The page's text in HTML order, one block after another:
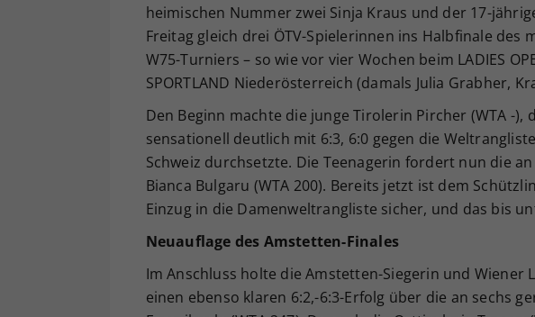
heimischen Nummer zwei Sinja Kraus und der 17-
Freitag gleich drei ÖTV-Spielerinnen ins Halbfinale des
W75-Turniers – so wie vor vier Wochen beim LADIES
SPORTLAND Niederösterreich (damals Julia Grabher,
Den Beginn machte die junge Tirolerin Pircher (WTA -
sensationell deutlich mit 6:3, 6:0 gegen die
Schweiz durchsetzte. Die Teenagerin fordert nun die
Bianca Bulgaru (WTA 200). Bereits jetzt ist dem
Einzug in die Damenweltrangliste sicher, und das bis
Neuauflage des Amstetten-Finales
Im Anschluss holte die Amstetten-Siegerin und Wiener
einen ebenso klaren 6:2,-6:3-Erfolg über die an sechs